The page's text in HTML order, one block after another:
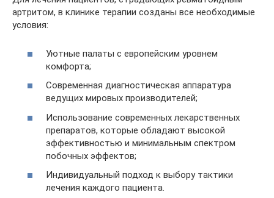
артритом, в клинике терапии созданы все необходимые
условия:
Уютные палаты с европейским уровнем
комфорта;
Современная диагностическая аппаратура
ведущих мировых производителей;
Использование современных лекарственных
препаратов, которые обладают высокой
эффективностью и минимальным спектром
побочных эффектов;
Индивидуальный подход к выбору тактики
лечения каждого пациента.